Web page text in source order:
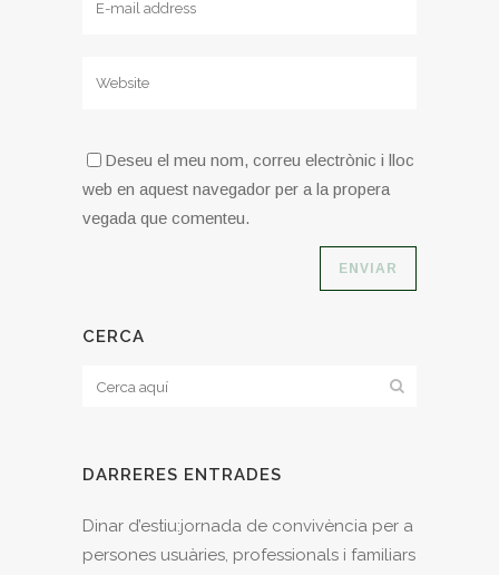
Deseu el meu nom, correu electrònic i lloc
web en aquest navegador per a la propera
vegada que comenteu.
CERCA
DARRERES ENTRADES
Dinar d’estiu:jornada de convivència per a
persones usuàries, professionals i familiars